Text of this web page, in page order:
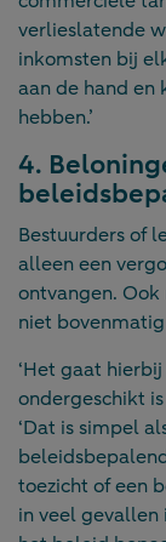
verlieslatende
inkomsten bij
aan de hand en
hebben.’
4.
Bestuurders of
alleen een
ontvangen.
niet bovenmatig
‘Het gaat
ondergeschikt
‘Dat is simpel
toezicht of een
in veel gevallen